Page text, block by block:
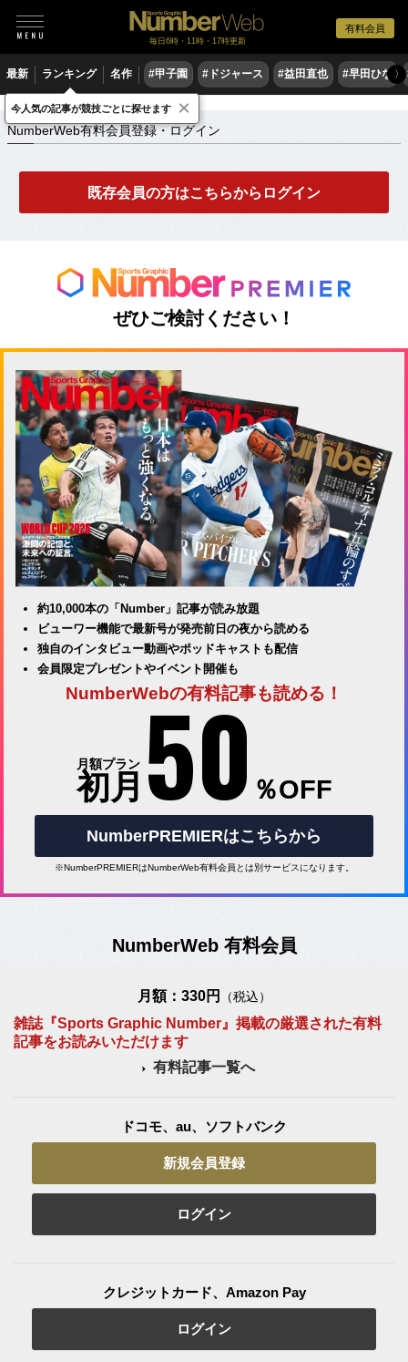
有料会員
毎日6時・11時・17時更新
最新 ランキング 名作 #甲子園 #ドジャース #益田直也 #早田ひな 〉
NumberWeb有料会員登録・ログイン
NumberWeb有料会員登録・ログイン
既存会員の方はこちらからログイン
ぜひご検討ください！
約10,000本の「Number」記事が読み放題
ビューワー機能で最新号が発売前日の夜から読める
独自のインタビュー動画やポッドキャストも配信
会員限定プレゼントやイベント開催も
NumberWebの有料記事も読める！
月額プラン
初月 50 ％OFF
NumberPREMIERはこちらから
※NumberPREMIERはNumberWeb有料会員とは別サービスになります。
NumberWeb 有料会員
月額：330円 （税込）
雑誌『Sports Graphic Number』掲載の厳選された有料
記事をお読みいただけます
有料記事一覧へ
ドコモ、au、ソフトバンク
新規会員登録
ログイン
クレジットカード、Amazon Pay
ログイン
今人気の記事が競技ごとに探せます ×